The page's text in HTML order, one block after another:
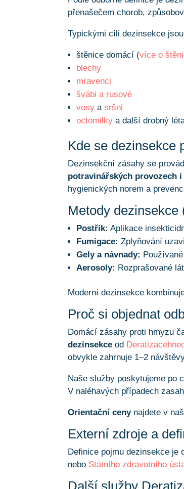
přenašečem chorob,
Typickými cíli dezinsekce
štěnice domácí (více o
blechy
mravenci
švábi a rusové
vosy asršni
octomilky a další drobný
Kde se dezinsekce
Dezinsekční zásahy se
potravinářských provozech
hygienických norem a
Metody dezinsekce
Postřik: Aplikace
Fumigace: Zplyňování
Gely a návnady:
Aerosoly: Rozprašované
Moderní dezinsekce
Proč si objednat
Domácí zásahy proti hmyzu
dezinsekce od
obvykle zahrnuje 1–2
Naše služby poskytujeme po
V naléhavých případech
Orientační cenynajdete v
Externí zdroje a
Definice pojmu dezinsekce je
nebo Státního zdravotního